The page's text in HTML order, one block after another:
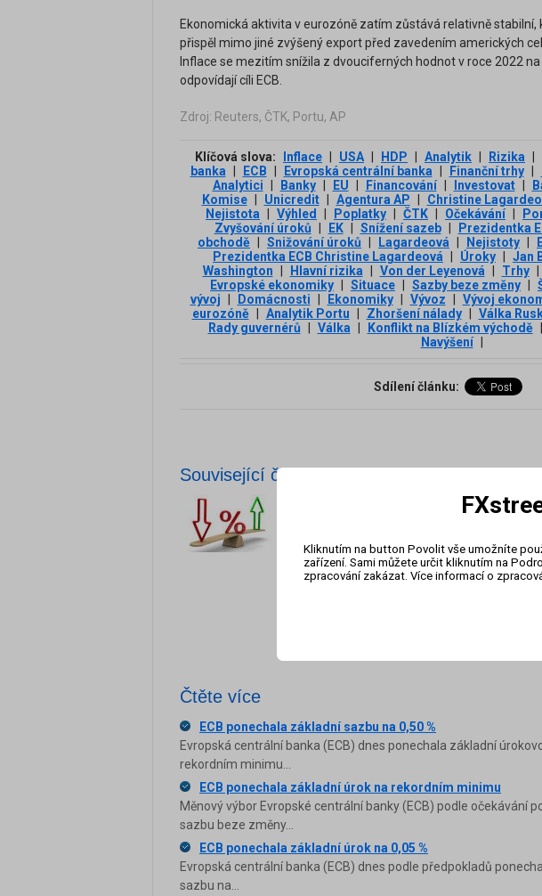
Ekonomická aktivita v eurozóně zatím zůstává relativně stabilní,
přispěl mimo jiné zvýšený export před zavedením amerických
Inflace se mezitím snížila z dvouciferných hodnot v roce 2022
odpovídají cíli ECB.
Zdroj: Reuters, ČTK, Portu, AP
Klíčová slova: Inflace USA HDP Analytik Rizika
banka
ECB Evropská centrální banka Finanční trhy
Analytici
Banky EU Financování Investovat
Komise
Unicredit Agentura AP Christine
Nejistota
Výhled Poplatky ČTK Očekávání
Zvyšování úroků
EK Snížení sazeb Prezidentka
obchodě
Snižování úroků Lagardeová Nejistoty
Prezidentka ECB Christine Lagardeová
Úroky Jan
Washington
Hlavní rizika Von der Leyenová Trhy
Evropské ekonomiky
Situace Sazby beze změny
vývoj
Domácnosti Ekonomiky Vývoz Vývoj
eurozóně
Analytik Portu Zhoršení nálady Válka
Rady guvernérů
Válka Konflikt na Blízkém východě
Navýšení
Sdílení článku:
Související články
národních bank pomáhají především
analyzování jednotlivých měnových párů.
vyššího zhodnocení. Zvýšení úrokové
Čtěte více
ECB ponechala základní sazbu na 0,50 %
Evropská centrální banka (ECB) dnes ponechala základní
rekordním minimu...
ECB ponechala základní úrok na rekordním minimu
Měnový výbor Evropské centrální banky (ECB) podle očekávání
sazbu beze změny...
ECB ponechala základní úrok na 0,05 %
Evropská centrální banka (ECB) dnes podle předpokladů
sazbu na...
Kliknutím na button Povolit vše umožníte
zařízení. Sami můžete určit kliknutím na
zpracování zakázat. Více informací o